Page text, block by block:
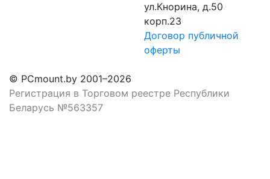
ул.Кнорина, д.50
корп.23
Договор публичной
оферты
© PCmount.by 2001–2026
Регистрация в Торговом реестре Республики
Беларусь №563357